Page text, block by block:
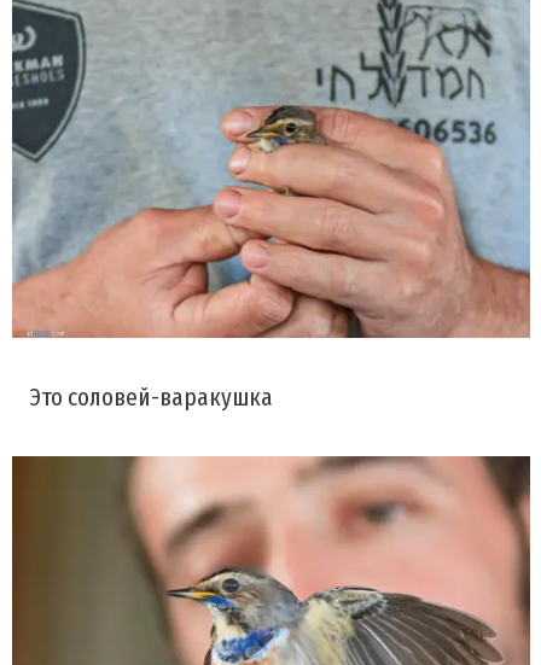
Это соловей-варакушка